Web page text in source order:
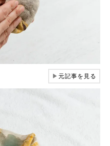
▶元記事を見る